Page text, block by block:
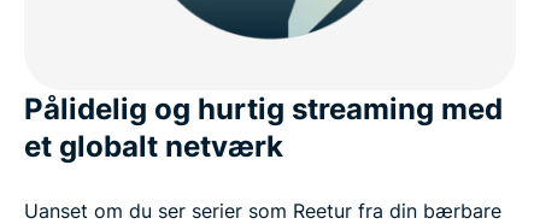
Det siger folk om ExpressVPN
Ofte stillede spørgsmål: VPN til Estland
Pålidelig og hurtig streaming med
et globalt netværk
Uanset om du ser serier som Reetur fra din bærbare